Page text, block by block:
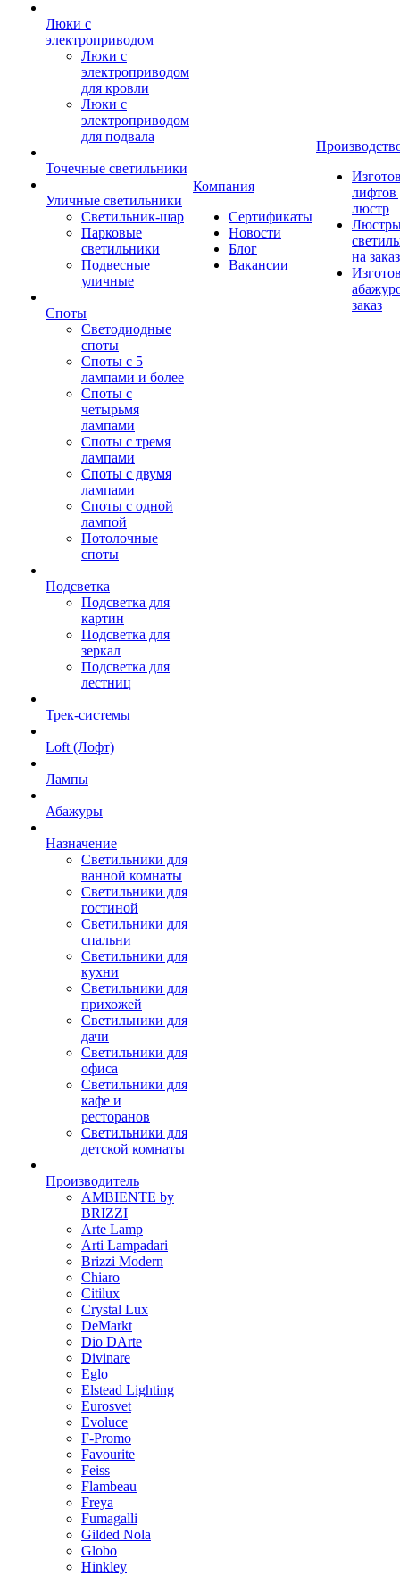
Люки с
электроприводом
Люки с
электроприводом
для кровли
Люки с
электроприводом
для подвала
Точечные светильники
Уличные светильники
Светильник-шар
Парковые
светильники
Подвесные
уличные
Споты
Светодиодные
споты
Споты с 5
лампами и более
Споты с
четырьмя
лампами
Споты с тремя
лампами
Споты с двумя
лампами
Споты с одной
лампой
Потолочные
споты
Подсветка
Подсветка для
картин
Подсветка для
зеркал
Подсветка для
лестниц
Трек-системы
Loft (Лофт)
Лампы
Абажуры
Назначение
Светильники для
ванной комнаты
Светильники для
гостиной
Светильники для
спальни
Светильники для
кухни
Светильники для
прихожей
Светильники для
дачи
Светильники для
офиса
Светильники для
кафе и
ресторанов
Светильники для
детской комнаты
Производитель
AMBIENTE by
BRIZZI
Arte Lamp
Arti Lampadari
Brizzi Modern
Chiaro
Citilux
Crystal Lux
DeMarkt
Dio DArte
Divinare
Eglo
Elstead Lighting
Eurosvet
Evoluce
F-Promo
Favourite
Feiss
Flambeau
Freya
Fumagalli
Gilded Nola
Globo
Hinkley
Компания
Сертификаты
Новости
Блог
Вакансии
лифтов
люстр
на заказ
заказ